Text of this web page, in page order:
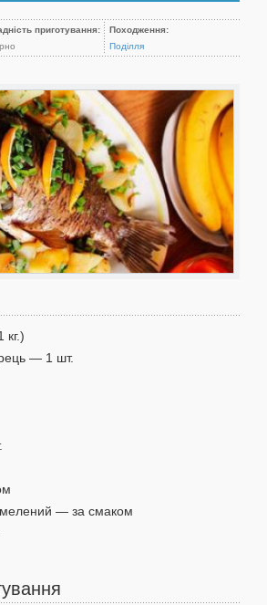
приготування:
Походження:
Поділля
— 1 шт.
— за смаком